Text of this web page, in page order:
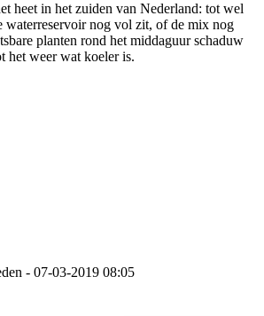
heet in het zuiden van Nederland: tot wel
waterreservoir nog vol zit, of de mix nog
planten rond het middaguur schaduw
het weer wat koeler is.
- 07-03-2019 08:05